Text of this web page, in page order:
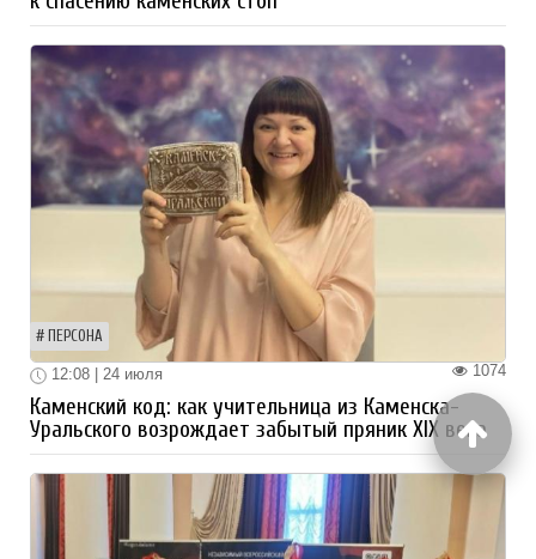
ПЕРСОНА
1074
12:08 | 24 июля
Каменский код: как учительница из Каменска-
Уральского возрождает забытый пряник XIX века